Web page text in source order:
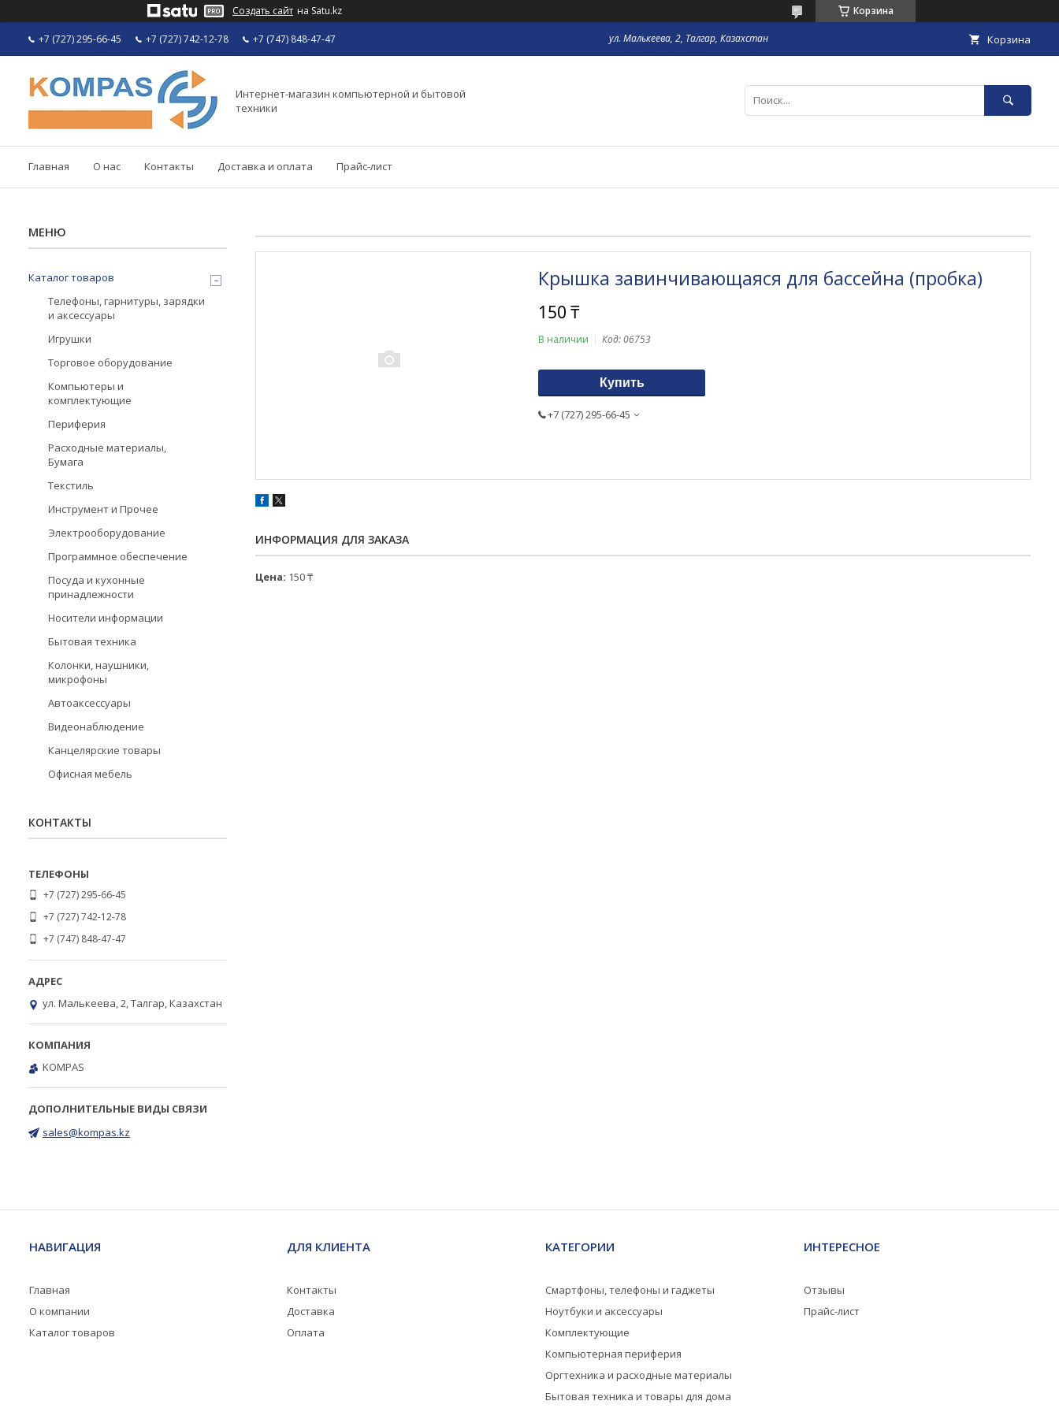
Создать сайт на Satu.kz Корзина
+7 (727) 295-66-45 +7 (727) 742-12-78 +7 (747) 848-47-47 ул. Малькеева, 2, Талгар, Казахстан Корзина
Интернет-магазин компьютерной и бытовой
техники
Главная О нас Контакты Доставка и оплата Прайс-лист
Крышка завинчивающаяся для бассейна (пробка)
150 ₸
В наличии Код:06753
Купить
+7 (727) 295-66-45
ИНФОРМАЦИЯ ДЛЯ ЗАКАЗА
Цена: 150 ₸
Каталог товаров
Телефоны, гарнитуры, зарядки
и аксессуары
Игрушки
Торговое оборудование
Компьютеры и
комплектующие
Периферия
Расходные материалы,
Бумага
Текстиль
Инструмент и Прочее
Электрооборудование
Программное обеспечение
Посуда и кухонные
принадлежности
Носители информации
Бытовая техника
Колонки, наушники,
микрофоны
Автоаксессуары
Видеонаблюдение
Канцелярские товары
Офисная мебель
КОНТАКТЫ
+7 (727) 295-66-45
+7 (727) 742-12-78
+7 (747) 848-47-47
ул. Малькеева, 2, Талгар, Казахстан
KOMPAS
sales@kompas.kz
НАВИГАЦИЯ
Главная
О компании
Каталог товаров
ДЛЯ КЛИЕНТА
Контакты
Доставка
Оплата
КАТЕГОРИИ
Смартфоны, телефоны и гаджеты
Ноутбуки и аксессуары
Комплектующие
Компьютерная периферия
Оргтехника и расходные материалы
Бытовая техника и товары для дома
ИНТЕРЕСНОЕ
Отзывы
Прайс-лист